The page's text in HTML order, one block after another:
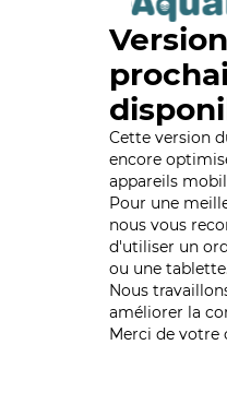
Cette version
encore
appareils
Pour une
nous vous
d'utiliser un
ou une
Nous
améliorer la
Merci de votre